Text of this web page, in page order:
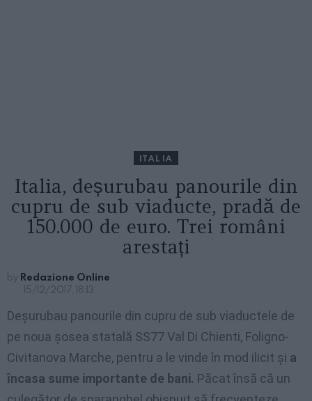
ITALIA
Italia, deșurubau panourile din
cupru de sub viaducte, pradă de
150.000 de euro. Trei români
arestați
by Redazione Online
15/12/2017, 18:13
Deșurubau panourile din cupru de sub viaductele de
pe noua șosea statală SS77 Val Di Chienti, Foligno-
Civitanova Marche, pentru a le vinde în mod ilicit și a
încasa sume importante de bani. Păcat însă că un